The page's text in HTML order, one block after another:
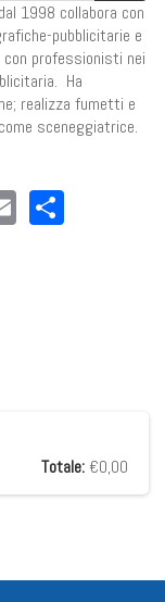
1998 collabora con
pubblicitarie e
con professionisti nei
Ha
realizza fumetti e
sceneggiatrice.
Email
Totale: €0,00